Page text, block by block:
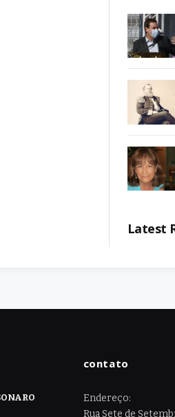
Latest
contato
Endereço:
Rua Sete de